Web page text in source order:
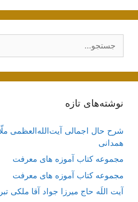
نوشته‌های تازه
شرح حال اجمالی آیت‌الله‌العظمی
همدانی
مجموعه کتاب آموزه های معرفت
مجموعه کتاب آموزه های معرفت
آیت اللَه حاج میرزا جواد آقا ملکی